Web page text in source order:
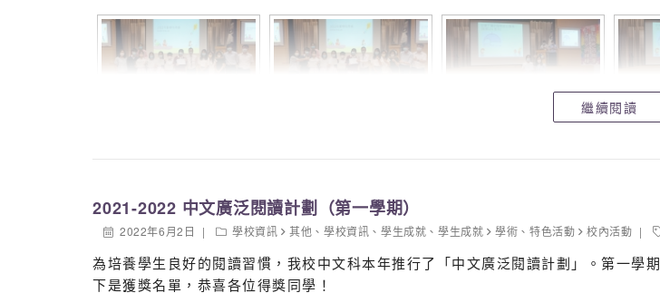
繼續閱讀
2021-2022 中文廣泛閱讀計劃（第一學期）
2022年6月2日 學校資訊 其他 、 學校資訊 、 學生成就 、 學生成就 學術 、特色活動 校內活動
為培養學生良好的閱讀習慣，我校中文科本年推行了「中文廣泛閱讀計劃」。第一
下是獲獎名單，恭喜各位得獎同學！